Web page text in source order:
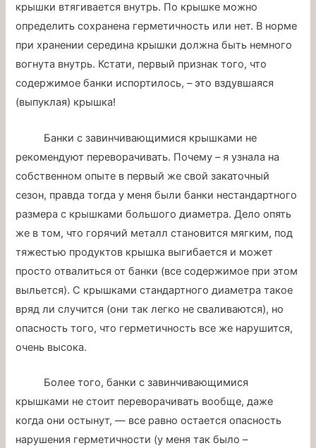
крышки втягивается внутрь. По крышке можно
определить сохранена герметичность или нет. В норме
при хранении середина крышки должна быть немного
вогнута внутрь. Кстати, первый признак того, что
содержимое банки испортилось, – это вздувшаяся
(выпуклая) крышка!
Банки с завинчивающимися крышками не
рекомендуют переворачивать. Почему – я узнала на
собственном опыте в первый же свой закаточный
сезон, правда тогда у меня были банки нестандартного
размера с крышками большого диаметра. Дело опять
же в том, что горячий металл становится мягким, под
тяжестью продуктов крышка выгибается и может
просто отвалиться от банки (все содержимое при этом
выльется). С крышками стандартного диаметра такое
вряд ли случится (они так легко не сваливаются), но
опасность того, что герметичность все же нарушится,
очень высока.
Более того, банки с завинчивающимися
крышками не стоит переворачивать вообще, даже
когда они остынут, — все равно остается опасность
нарушения герметичности (у меня так было –